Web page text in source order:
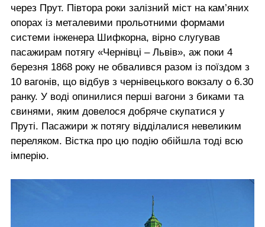
через Прут. Півтора роки залізний міст на кам’яних
опорах із металевими прольотними формами
системи інженера Шифкорна, вірно слугував
пасажирам потягу «Чернівці – Львів», аж поки 4
березня 1868 року не обвалився разом із поїздом з
10 вагонів, що відбув з чернівецького вокзалу о 6.30
ранку. У воді опинилися перші вагони з биками та
свинями, яким довелося добряче скупатися у
Пруті. Пасажири ж потягу відділалися невеликим
переляком. Вістка про цю подію обійшла тоді всю
імперію.